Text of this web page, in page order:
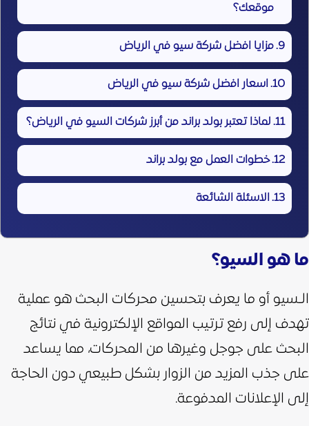
موقعك؟
مزايا افضل شركة سيو في الرياض
اسعار افضل شركة سيو في الرياض
لماذا تعتبر بولد براند من أبرز شركات السيو في الرياض؟
خطوات العمل مع بولد براند
الاسئلة الشائعة
ما هو السيو؟
الـسيو أو ما يعرف بتحسين محركات البحث هو عملية
تهدف إلى رفع ترتيب المواقع الإلكترونية في نتائج
البحث على جوجل وغيرها من المحركات، مما يساعد
على جذب المزيد من الزوار بشكل طبيعي دون الحاجة
إلى الإعلانات المدفوعة.